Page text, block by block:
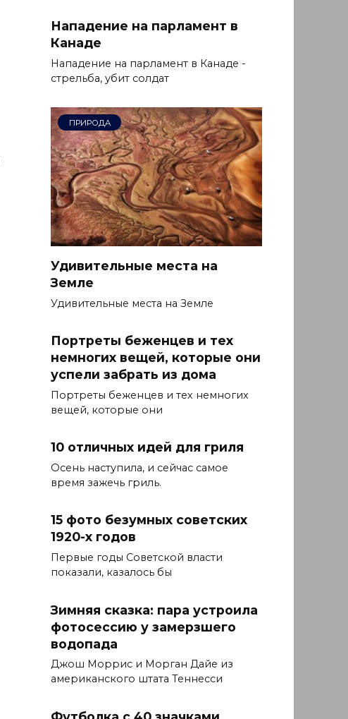
Нападение на парламент в
Канаде
Нападение на парламент в Канаде -
стрельба, убит солдат
ПРИРОДА
Удивительные места на
Земле
Удивительные места на Земле
Портреты беженцев и тех
немногих вещей, которые они
успели забрать из дома
Портреты беженцев и тех немногих
вещей, которые они
10 отличных идей для гриля
Осень наступила, и сейчас самое
время зажечь гриль.
15 фото безумных советских
1920-х годов
Первые годы Советской власти
показали, казалось бы
Зимняя сказка: пара устроила
фотосессию у замерзшего
водопада
Джош Моррис и Морган Дайе из
американского штата Теннесси
Футболка с 40 значками